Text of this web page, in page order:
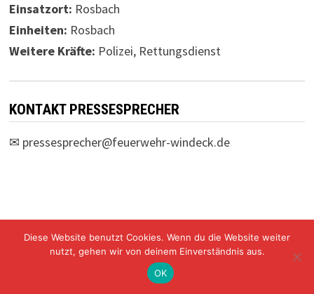
Einsatzort: Rosbach
Einheiten: Rosbach
Weitere Kräfte: Polizei, Rettungsdienst
KONTAKT PRESSESPRECHER
✉ pressesprecher@feuerwehr-windeck.de
Freiwillige Feuerwehr Windeck Mit Stolz präsentiert von
undBam
Diese Website benutzt Cookies. Wenn du die Website weiter
nutzt, gehen wir von deinem Einverständnis aus.
OK